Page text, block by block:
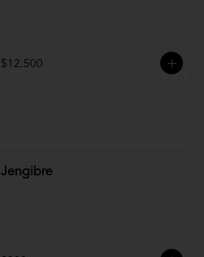
$12.500
Jengibre